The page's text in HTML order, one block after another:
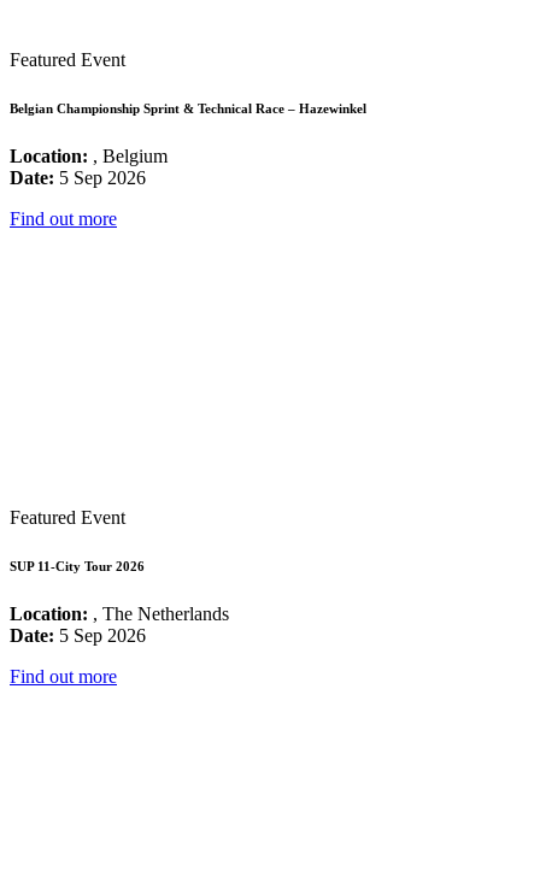
Featured Event
Belgian Championship Sprint & Technical Race – Hazewinkel
Location: , Belgium
Date: 5 Sep 2026
Find out more
Featured Event
SUP 11-City Tour 2026
Location: , The Netherlands
Date: 5 Sep 2026
Find out more